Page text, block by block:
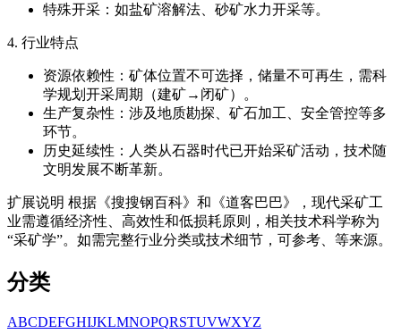
特殊开采：如盐矿溶解法、砂矿水力开采等。
4. 行业特点
资源依赖性：矿体位置不可选择，储量不可再生，需科
学规划开采周期（建矿→闭矿）。
生产复杂性：涉及地质勘探、矿石加工、安全管控等多
环节。
历史延续性：人类从石器时代已开始采矿活动，技术随
文明发展不断革新。
扩展说明 根据《搜搜钢百科》和《道客巴巴》，现代采矿工
业需遵循经济性、高效性和低损耗原则，相关技术科学称为
“采矿学”。如需完整行业分类或技术细节，可参考、等来源。
分类
ABCDEFGHIJKLMNOPQRSTUVWXYZ